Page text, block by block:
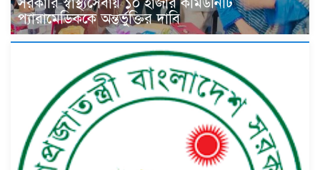
প্যারামেডিককে অন্তর্ভুক্তির দাবি